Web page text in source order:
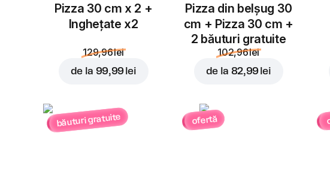
Pizza 30 cm x 2 +
Inghețate x2
129,96 lei
de la 99,99 lei
Pizza din belșug 30
cm + Pizza 30 cm +
2 băuturi gratuite
102,96 lei
de la 82,99 lei
băuturi gratuite ofertă